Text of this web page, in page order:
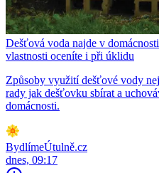
Dešťová voda najde v
vlastnosti oceníte i při úklidu
Způsoby využití dešťové vody
rady jak dešťovku sbírat a
domácnosti.
BydlímeÚtulně.cz
dnes, 09:17